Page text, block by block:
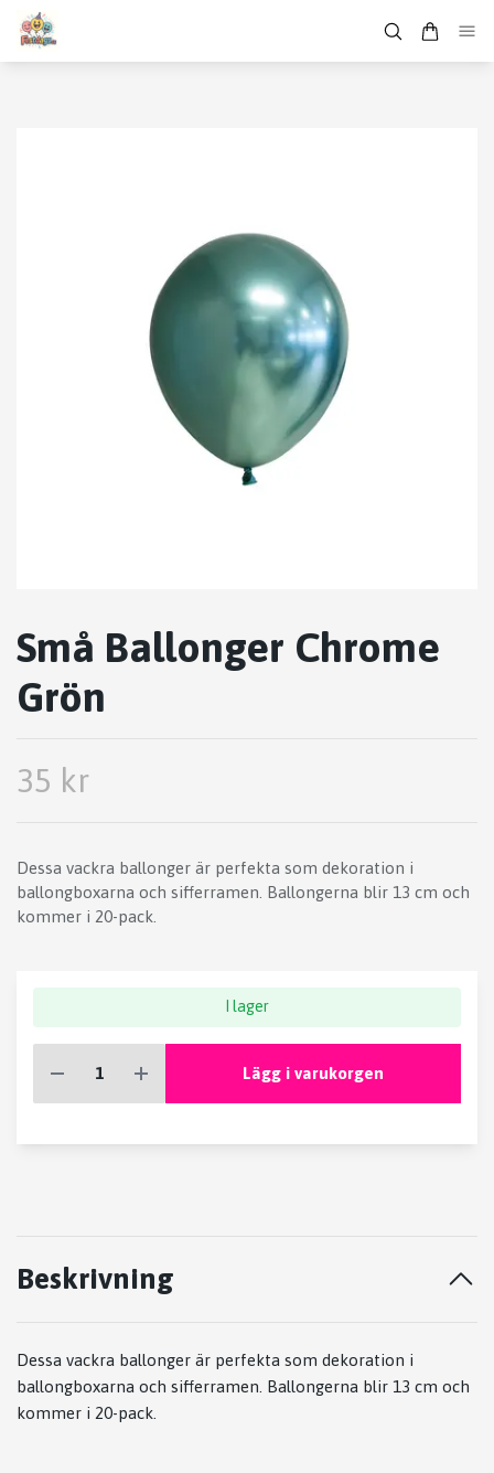
Små Ballonger Chrome
Grön
35 kr
Dessa vackra ballonger är perfekta som dekoration i
ballongboxarna och sifferramen. Ballongerna blir 13 cm och
kommer i 20-pack.
I lager
Lägg i varukorgen
Beskrivning
Dessa vackra ballonger är perfekta som dekoration i
ballongboxarna och sifferramen. Ballongerna blir 13 cm och
kommer i 20-pack.